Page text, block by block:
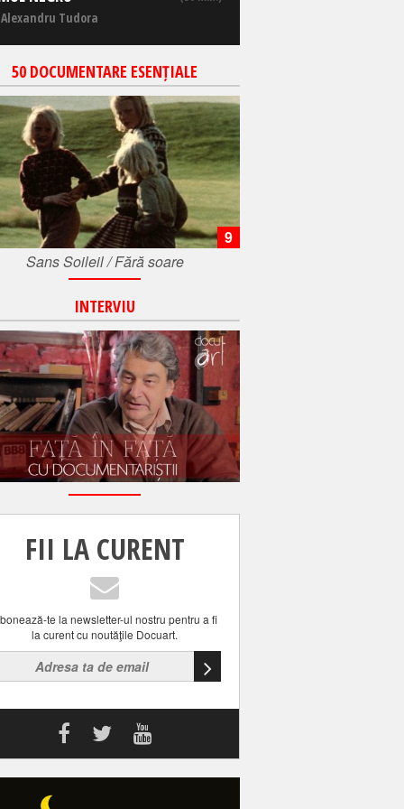
Tudora
50 DOCUMENTARE ESENȚIALE
Sans Soileil / Fără soare
9
INTERVIU
FII LA CURENT
te la newsletter-ul nostru pentru a fi
la curent cu noutăţile Docuart.